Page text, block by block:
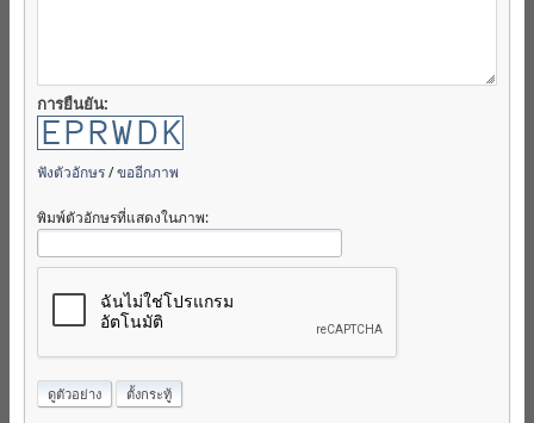
การยืนยัน:
ฟังตัวอักษร/ขออีกภาพ
พิมพ์ตัวอักษรที่แสดงในภาพ: